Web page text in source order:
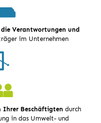
Verantwortungen und
im Unternehmen
Ihrer Beschäftigten durch
in das Umwelt- und